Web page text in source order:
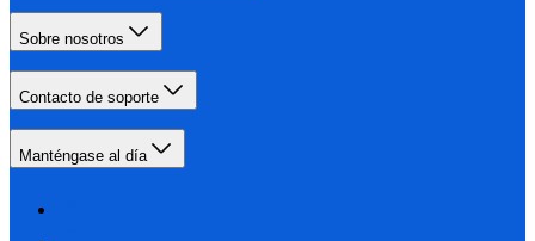
Sobre nosotros
Contacto de soporte
Manténgase al día